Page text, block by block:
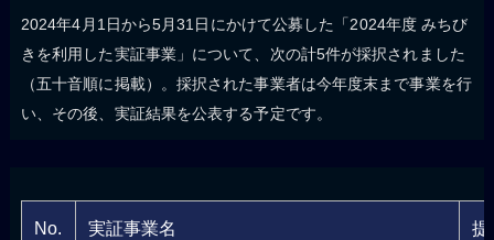
2024年4月1日から5月31日にかけて公募した「2024年度 みちび
きを利用した実証事業」について、次の計5件が採択されました
（五十音順に掲載）。採択された事業者は今年度末まで事業を行
い、その後、実証結果を公表する予定です。
No. 実証事業名 提